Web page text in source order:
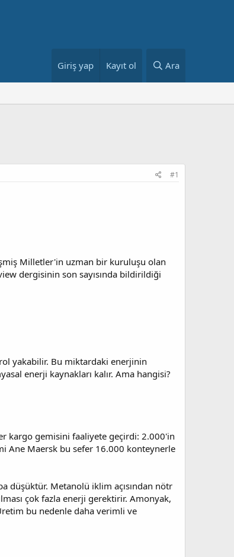
Giriş yap Kayıt ol Ara
#1
Milletler'in uzman bir kuruluşu olan
dergisinin son sayısında bildirildiği
yakabilir. Bu miktardaki enerjinin
enerji kaynakları kalır. Ama hangisi?
kargo gemisini faaliyete geçirdi: 2.000'in
Ane Maersk bu sefer 16.000 konteynerle
düşüktür. Metanolü iklim açısından nötr
çok fazla enerji gerektirir. Amonyak,
bu nedenle daha verimli ve